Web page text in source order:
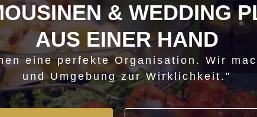
& WEDDING
AUS EINER HAND
eine perfekte Organisation. Wir
und Umgebung zur Wirklichkeit."